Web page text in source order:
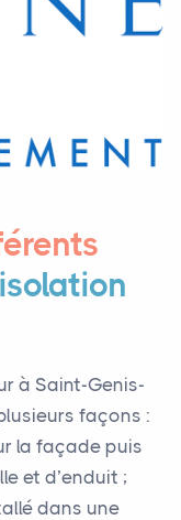
à Saint-Genis-
façons :
la façade puis
et d’enduit ;
dans une